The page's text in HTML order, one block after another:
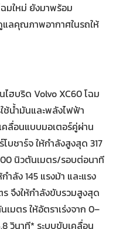
มใหม่ ยังมาพร้อม
ลคุณภาพอากาศในรถให้
ฮบริด Volvo XC60 โฉม
ช้น้ำมันและพลังไฟฟ้า
ลื่อนแบบมอเตอร์คู่ผ่าน
บชาร์จ ให้กำลังสูงสุด 317
นิวตันเมตร/รอบต่อนาที
ลัง 145 แรงม้า และแรง
จึงให้กำลังขับรวมสูงสุด
มตร ให้อัตราเร่งจาก 0–
วินาที* ระบบขับเคลื่อน